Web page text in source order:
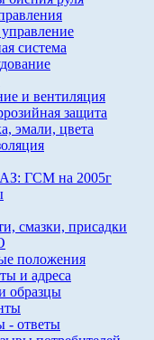
система
и вентиляция
защита
эмали, цвета
ГСМ на 2005г
смазки, присадки
положения
и адреса
образцы
- ответы